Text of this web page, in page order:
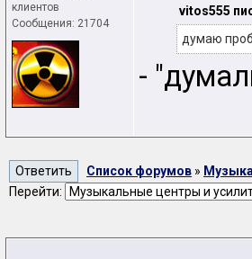
клиентов
Сообщения: 21704
vitos555
думаю
-
Список форумов »
Перейти: